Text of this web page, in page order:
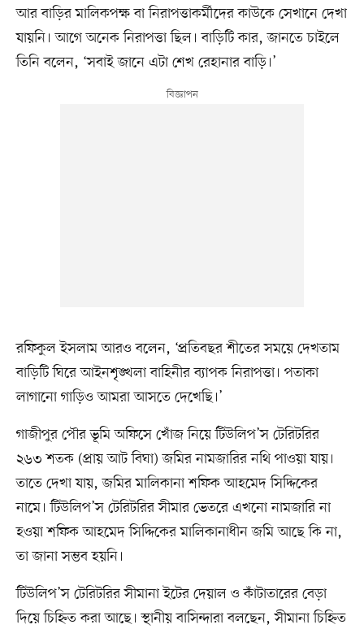
আর বাড়ির মালিকপক্ষ বা নিরাপত্তাকর্মীদের কাউকে সেখানে দেখা
যায়নি। আগে অনেক নিরাপত্তা ছিল। বাড়িটি কার, জানতে চাইলে
তিনি বলেন, ‘সবাই জানে এটা শেখ রেহানার বাড়ি।’
রফিকুল ইসলাম আরও বলেন, ‘প্রতিবছর শীতের সময়ে দেখতাম
বাড়িটি ঘিরে আইনশৃঙ্খলা বাহিনীর ব্যাপক নিরাপত্তা। পতাকা
লাগানো গাড়িও আমরা আসতে দেখেছি।’
গাজীপুর পৌর ভূমি অফিসে খোঁজ নিয়ে টিউলিপ’স টেরিটরির
২৬৩ শতক (প্রায় আট বিঘা) জমির নামজারির নথি পাওয়া যায়।
তাতে দেখা যায়, জমির মালিকানা শফিক আহমেদ সিদ্দিকের
নামে। টিউলিপ’স টেরিটরির সীমার ভেতরে এখনো নামজারি না
হওয়া শফিক আহমেদ সিদ্দিকের মালিকানাধীন জমি আছে কি না,
তা জানা সম্ভব হয়নি।
টিউলিপ’স টেরিটরির সীমানা ইটের দেয়াল ও কাঁটাতারের বেড়া
দিয়ে চিহ্নিত করা আছে। স্থানীয় বাসিন্দারা বলছেন, সীমানা চিহ্নিত